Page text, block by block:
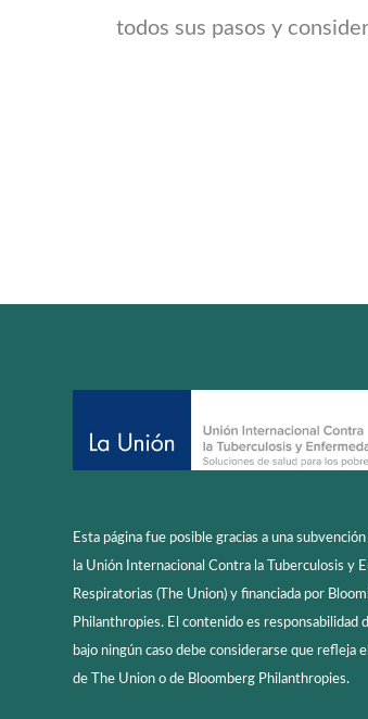
todos sus pasos y
Esta página fue posible gracias a una
la Unión Internacional Contra la Tuberculosis y
Respiratorias (The Union) y financiada por
Philanthropies. El contenido es responsabilidad
bajo ningún caso debe considerarse que refleja
de The Union o de Bloomberg Philanthropies.